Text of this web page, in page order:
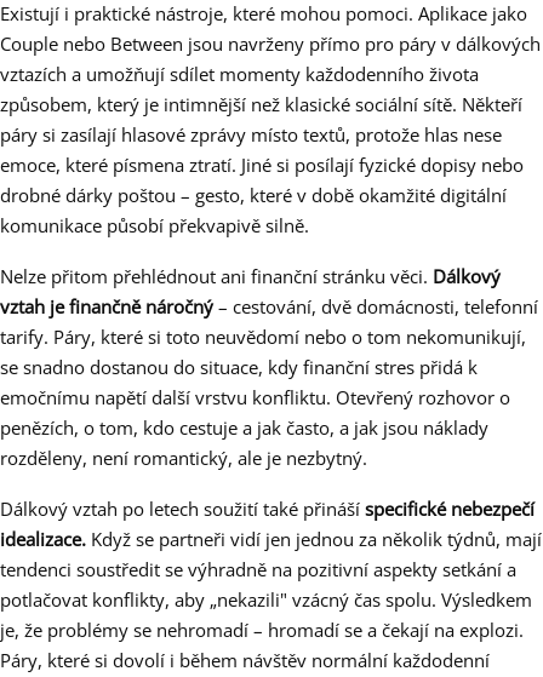
Existují i praktické nástroje, které mohou pomoci. Aplikace jako
Couple nebo Between jsou navrženy přímo pro páry v dálkových
vztazích a umožňují sdílet momenty každodenního života
způsobem, který je intimnější než klasické sociální sítě. Někteří
páry si zasílají hlasové zprávy místo textů, protože hlas nese
emoce, které písmena ztratí. Jiné si posílají fyzické dopisy nebo
drobné dárky poštou – gesto, které v době okamžité digitální
komunikace působí překvapivě silně.
Nelze přitom přehlédnout ani finanční stránku věci. Dálkový
vztah je finančně náročný– cestování, dvě domácnosti, telefonní
tarify. Páry, které si toto neuvědomí nebo o tom nekomunikují,
se snadno dostanou do situace, kdy finanční stres přidá k
emočnímu napětí další vrstvu konfliktu. Otevřený rozhovor o
penězích, o tom, kdo cestuje a jak často, a jak jsou náklady
rozděleny, není romantický, ale je nezbytný.
Dálkový vztah po letech soužití také přináší specifické nebezpečí
idealizace. Když se partneři vidí jen jednou za několik týdnů, mají
tendenci soustředit se výhradně na pozitivní aspekty setkání a
potlačovat konflikty, aby „nekazili" vzácný čas spolu. Výsledkem
je, že problémy se nehromadí – hromadí se a čekají na explozi.
Páry, které si dovolí i během návštěv normální každodenní